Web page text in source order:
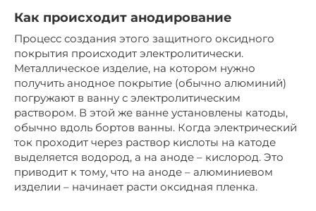
Как происходит анодирование
Процесс создания этого защитного оксидного
покрытия происходит электролитически.
Металлическое изделие, на котором нужно
получить анодное покрытие (обычно алюминий)
погружают в ванну с электролитическим
раствором. В этой же ванне установлены катоды,
обычно вдоль бортов ванны. Когда электрический
ток проходит через раствор кислоты на катоде
выделяется водород, а на аноде – кислород. Это
приводит к тому, что на аноде – алюминиевом
изделии – начинает расти оксидная пленка.